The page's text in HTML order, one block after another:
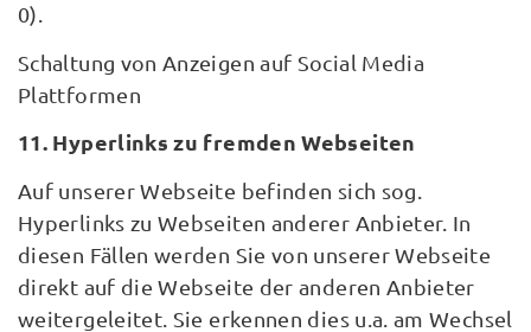
0).
Schaltung von Anzeigen auf Social Media
Plattformen
11. Hyperlinks zu fremden Webseiten
Auf unserer Webseite befinden sich sog.
Hyperlinks zu Webseiten anderer Anbieter. In
diesen Fällen werden Sie von unserer Webseite
direkt auf die Webseite der anderen Anbieter
weitergeleitet. Sie erkennen dies u.a. am Wechsel